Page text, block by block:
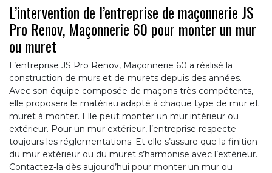
L’intervention de l’entreprise de maçonnerie JS
Pro Renov, Maçonnerie 60 pour monter un mur
ou muret
L’entreprise JS Pro Renov, Maçonnerie 60 a réalisé la
construction de murs et de murets depuis des années.
Avec son équipe composée de maçons très compétents,
elle proposera le matériau adapté à chaque type de mur et
muret à monter. Elle peut monter un mur intérieur ou
extérieur. Pour un mur extérieur, l’entreprise respecte
toujours les réglementations. Et elle s’assure que la finition
du mur extérieur ou du muret s’harmonise avec l’extérieur.
Contactez-la dès aujourd’hui pour monter un mur ou